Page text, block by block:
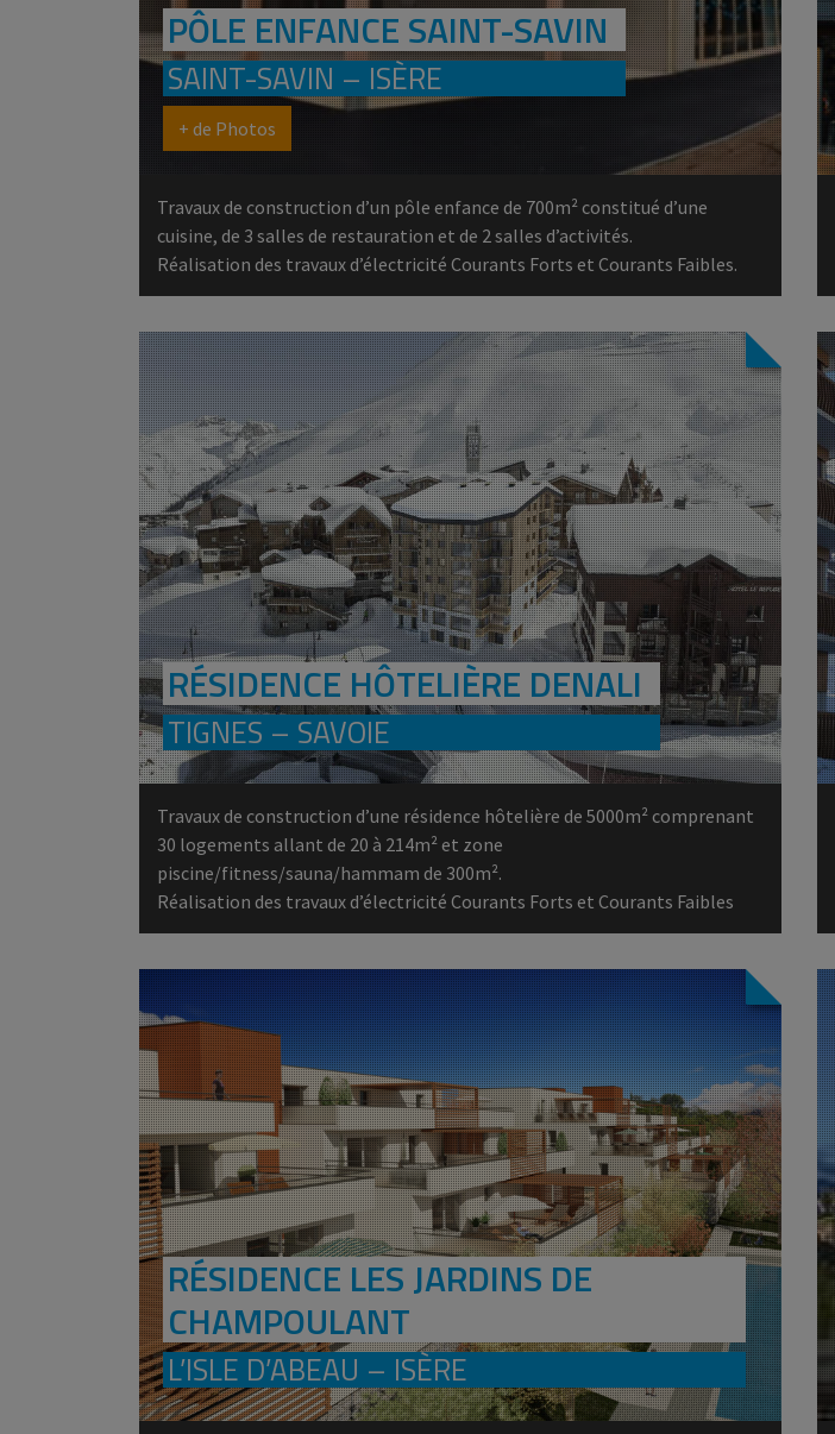
PÔLE ENFANCE SAINT-SAVIN
SAINT-SAVIN – ISÈRE
+ de Photos
Travaux de construction d’un pôle enfance de 700m² constitué d’une
cuisine, de 3 salles de restauration et de 2 salles d’activités.
Réalisation des travaux d’électricité Courants Forts et Courants Faibles.
RÉSIDENCE HÔTELIÈRE DENALI
TIGNES – SAVOIE
Travaux de construction d’une résidence hôtelière de 5000m² comprenant
30 logements allant de 20 à 214m² et zone
piscine/fitness/sauna/hammam de 300m².
Réalisation des travaux d’électricité Courants Forts et Courants Faibles
RÉSIDENCE LES JARDINS DE
CHAMPOULANT
L’ISLE D’ABEAU – ISÈRE